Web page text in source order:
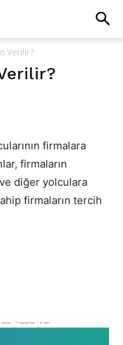
Verilir?
firmalara
firmaların
diğer yolculara
firmaların tercih